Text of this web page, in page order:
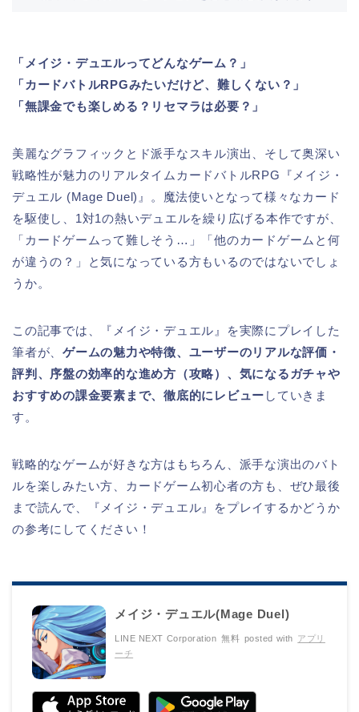
「メイジ・デュエルってどんなゲーム？」
「カードバトルRPGみたいだけど、難しくない？」
「無課金でも楽しめる？リセマラは必要？」
美麗なグラフィックとド派手なスキル演出、そして奥深い
戦略性が魅力のリアルタイムカードバトルRPG『メイジ・
デュエル (Mage Duel)』。魔法使いとなって様々なカード
を駆使し、1対1の熱いデュエルを繰り広げる本作ですが、
「カードゲームって難しそう…」「他のカードゲームと何
が違うの？」と気になっている方もいるのではないでしょ
うか。
この記事では、『メイジ・デュエル』を実際にプレイした
筆者が、ゲームの魅力や特徴、ユーザーのリアルな評価・
評判、序盤の効率的な進め方（攻略）、気になるガチャや
おすすめの課金要素まで、徹底的にレビュー していきま
す。
戦略的なゲームが好きな方はもちろん、派手な演出のバト
ルを楽しみたい方、カードゲーム初心者の方も、ぜひ最後
まで読んで、『メイジ・デュエル』をプレイするかどうか
の参考にしてください！
メイジ・デュエル(Mage Duel)
LINE NEXT Corporation 無料 posted with アプリ
ーチ